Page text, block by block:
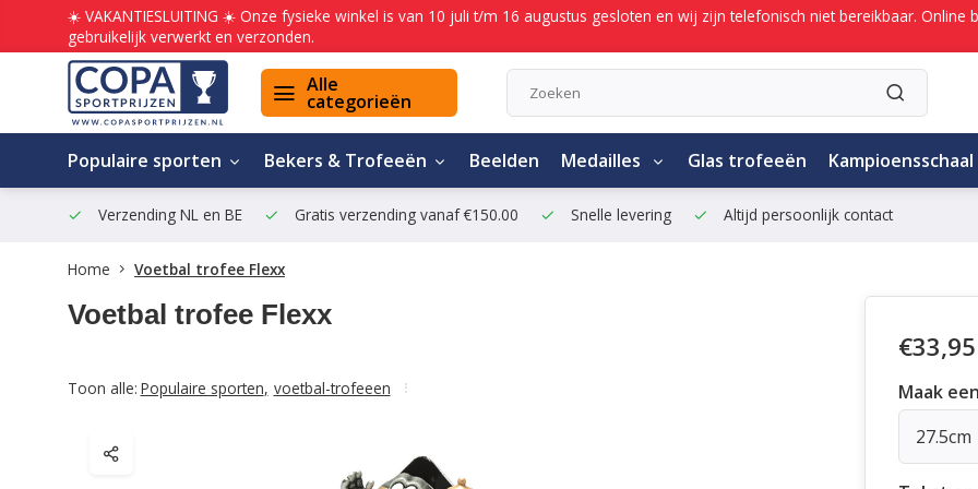
☀️ VAKANTIESLUITING ☀️ Onze fysieke winkel is van 10 juli t/m 16 augustus gesloten en wij zijn telefonisch niet bereikbaar.
gebruikelijk verwerkt en verzonden.
Alle
categorieën
Populaire sporten Bekers & Trofeeën Beelden Medailles Glas trofeeën Kampioensschaal
Verzending NL en BE Gratis verzending vanaf €150.00 Snelle levering Altijd persoonlijk contact
Home Voetbal trofee Flexx
Voetbal trofee Flexx
Toon alle: Populaire sporten, voetbal-trofeeen
€33,95
Maak
27.5cm